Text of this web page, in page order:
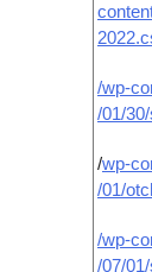
/wp-
/01/
/wp-
/01/
/wp-
/07/